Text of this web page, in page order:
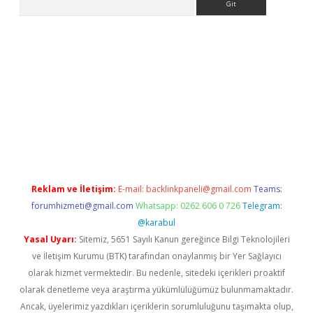
Reklam ve İletişim: E-mail: backlinkpaneli@gmail.com Teams:
forumhizmeti@gmail.com Whatsapp: 0262 606 0 726 Telegram:
@karabul
Yasal Uyarı: Sitemiz, 5651 Sayılı Kanun gereğince Bilgi Teknolojileri
ve İletişim Kurumu (BTK) tarafından onaylanmış bir Yer Sağlayıcı
olarak hizmet vermektedir. Bu nedenle, sitedeki içerikleri proaktif
olarak denetleme veya araştırma yükümlülüğümüz bulunmamaktadır.
Ancak, üyelerimiz yazdıkları içeriklerin sorumluluğunu taşımakta olup,